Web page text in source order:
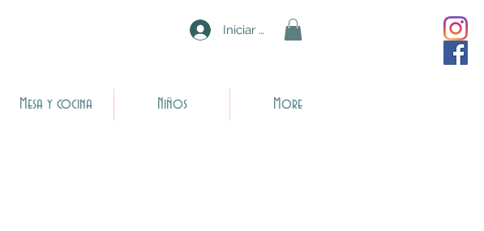
Iniciar sesión
Mesa y cocina Niños More